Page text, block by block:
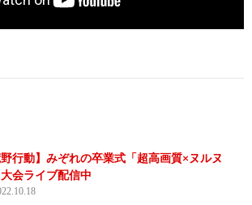
野行動】みぞれの卒業式「超高画質×ヌルヌ
会ライブ配信中